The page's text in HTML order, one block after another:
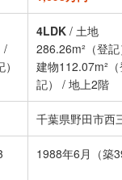
/
4LDK / 土地
286.26m²（登
建物112.07m²
記）
/ 地上2階
千葉県野田市西
1988年6月（築